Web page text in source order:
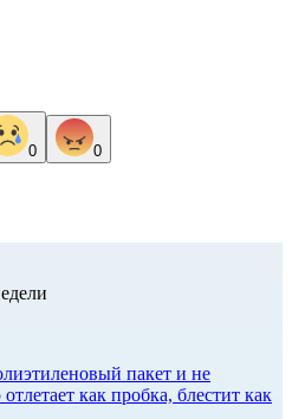
0 0
пакет и не
как пробка, блестит как